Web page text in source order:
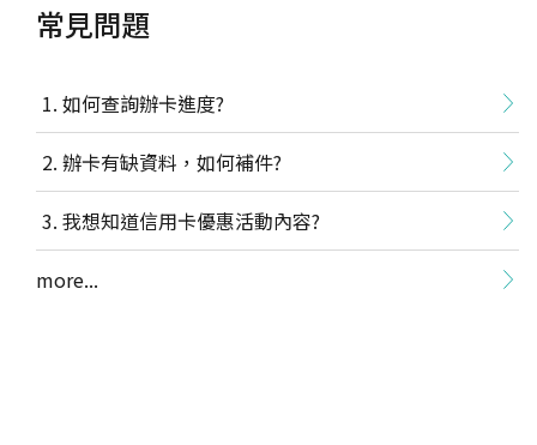
常見問題
如何查詢辦卡進度?
辦卡有缺資料，如何補件?
我想知道信用卡優惠活動內容?
more...